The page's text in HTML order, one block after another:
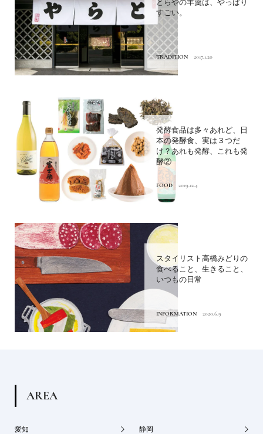
とらやの羊羹は、やっぱり
すごい。
TRADITION 2017.1.20
発酵食品は多々あれど、日
本の発酵食、実は３つだ
け？あれも発酵、これも発
酵②
FOOD 2019.12.4
スタイリスト高橋みどりの
食べること、生きること、
いつもの日常
INFORMATION 2020.6.9
AREA
愛知 静岡